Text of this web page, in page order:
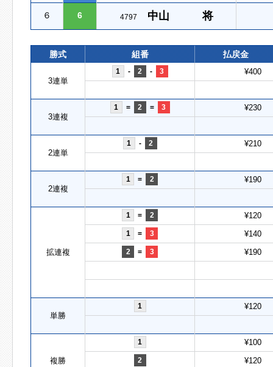
６ 6 4797 中山 将
勝式 組番 払戻金
3連単
1 - 2 - 3 ¥400
3連複
1 = 2 = 3 ¥230
2連単
1 - 2 ¥210
2連複
1 = 2 ¥190
拡連複
1 = 2 ¥120
1 = 3 ¥140
2 = 3 ¥190
単勝
1 ¥120
複勝
1 ¥100
2 ¥120